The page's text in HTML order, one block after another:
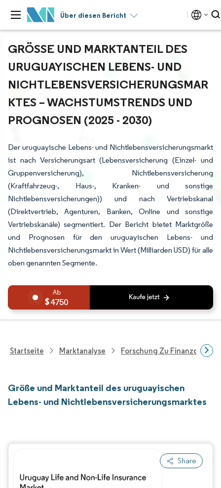
Über diesen Bericht
GRÖSSE UND MARKTANTEIL DES U
RUGUAYISCHEN LEBENS- UND N
ICHTLEBENSVERSICHERUNGSMARK
TES – WACHSTUMSTRENDS UND P
ROGNOSEN (2025 - 2030)
Der uruguayische Lebens- und Nichtlebensversicherungsmarkt
ist nach Versicherungsart (Lebensversicherung (Einzel- und
Gruppenversicherung), Nichtlebensversicherung
(Kraftfahrzeug-, Haus-, Kranken- und sonstige
Nichtlebensversicherungen)) und nach Vertriebskanal
(Direktvertrieb, Agenturen, Banken, Online und sonstige
Vertriebskanäle) segmentiert. Der Bericht bietet Marktgröße
und Prognosen für den uruguayischen Lebens- und
Nichtlebensversicherungsmarkt in Wert (Milliarden USD) für alle
oben genannten Segmente.
4750
Startseite Marktanalyse Forschung Zu
Größe und Marktanteil des uruguayischen
Lebens- und Nichtlebensversicherungsmarktes
Share